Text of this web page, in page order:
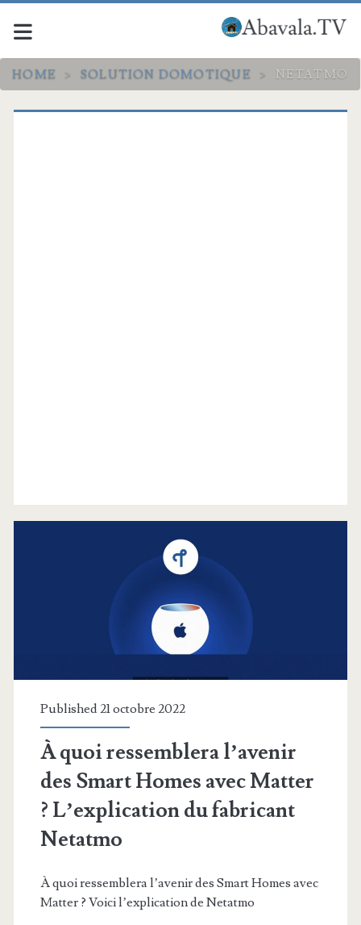
HOME > SOLUTION DOMOTIQUE > NETATMO
Catégorie :
<span>Netatmo</span>
Published 21 octobre 2022
À quoi ressemblera l’avenir
des Smart Homes avec Matter
? L’explication du fabricant
Netatmo
À quoi ressemblera l’avenir des Smart Homes avec
Matter ? Voici l’explication de Netatmo